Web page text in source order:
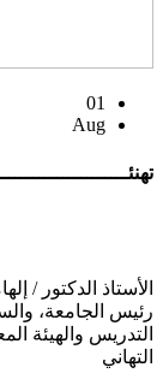
01
Aug
التهاني